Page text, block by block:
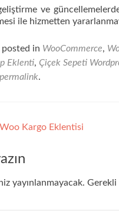
ve
ile hizmetten
in WooCommerce,
Eklenti, Çiçek Sepeti
permalink.
Kargo Eklentisi
yayınlanmayacak. Gerekli